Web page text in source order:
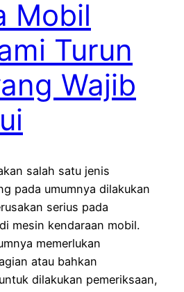
Mobil
Turun
Wajib
salah satu jenis
pada umumnya dilakukan
serius pada
mesin kendaraan mobil.
memerlukan
atau bahkan
dilakukan pemeriksaan,